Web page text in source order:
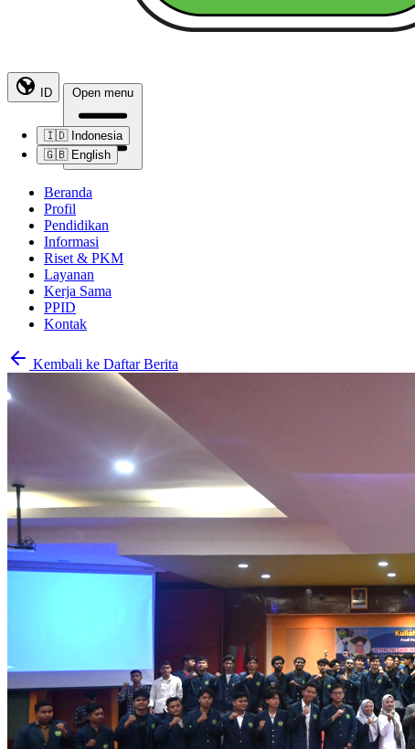
ID
🇮🇩 Indonesia
🇬🇧 English
Open menu
Beranda
Profil
Pendidikan
Informasi
Riset & PKM
Layanan
Kerja Sama
PPID
Kontak
Kembali ke Daftar Berita